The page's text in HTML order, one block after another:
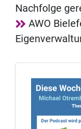
Nachfolge
AWO